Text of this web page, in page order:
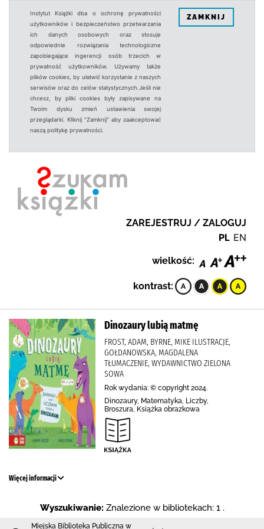
Instytut Książki dba o ochronę prywatności
użytkowników i bezpieczeństwo przetwarzania
ich danych osobowych oraz stosuje
odpowiednie rozwiązania technologiczne
zapobiegające ingerencji osób trzecich w
prywatność użytkowników. Używamy także
plików cookies, by ułatwić korzystanie z naszych
serwisów oraz do celów statystycznych.Jeśli nie
chcesz, by pliki cookies były zapisywane na
Twoim dysku zmień ustawienia swojej
przeglądarki. Kliknij "Zamknij" aby zaakceptować
naszą politykę prywatności.
ZAMKNIJ
ZAREJESTRUJ / ZALOGUJ
PL EN
wielkość:
kontrast:
Dinozaury lubią matmę
FROST, ADAM, BYRNE, MIKE ILUSTRACJE,
GOŁDANOWSKA, MAGDALENA
TŁUMACZENIE, WYDAWNICTWO ZIELONA
SOWA
Rok wydania: © copyright 2024.
Dinozaury, Matematyka, Liczby,
Broszura, Książka obrazkowa
Więcej informacji
Wyszukiwanie: Znalezione w bibliotekach: 1 .
Miejska Biblioteka Publiczna w